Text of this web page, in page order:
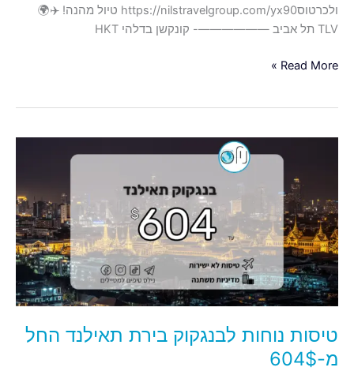
ולכרטוסhttps://nilstravelgroup.com/yx90 טיול מהנה! ✈️🌍
TLV תל אביב ——————- קונקשן בדלהי HKT
Read More »
טיסות נוחות לבנגקוק בירת תאילנד החל
מ-604$
בירת
תאילנד
החל
מ-604$